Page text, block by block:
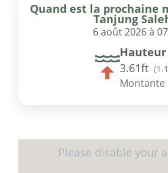
Quand est la prochaine
Tanjung
6 août 2026 à
Hauteur
3.61ft (
Montante